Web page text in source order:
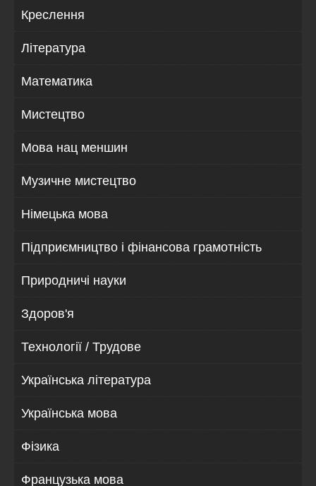
Креслення
Література
Математика
Мистецтво
Мова нац меншин
Музичне мистецтво
Німецька мова
Підприємництво і фінансова грамотність
Природничі науки
Здоров'я
Технології / Трудове
Українська література
Українська мова
Фізика
Французька мова